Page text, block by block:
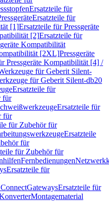
Ersatzteile für
Ersatzteile für
[1]Ersatzteile für Pressgeräte
[2]Ersatzteile für
Kompatibilität
[2XL]Pressgeräte
Pressgeräte Kompatibilität [4] /
für Geberit Silent-
für Geberit Silent-db20
Ersatzteile für
für
Ersatzteile für
für
für Zubehör für
Ersatzteile
für
für Zubehör für
Fernbedienungen
Ersatzteile für
GatewaysErsatzteile für
Montagematerial